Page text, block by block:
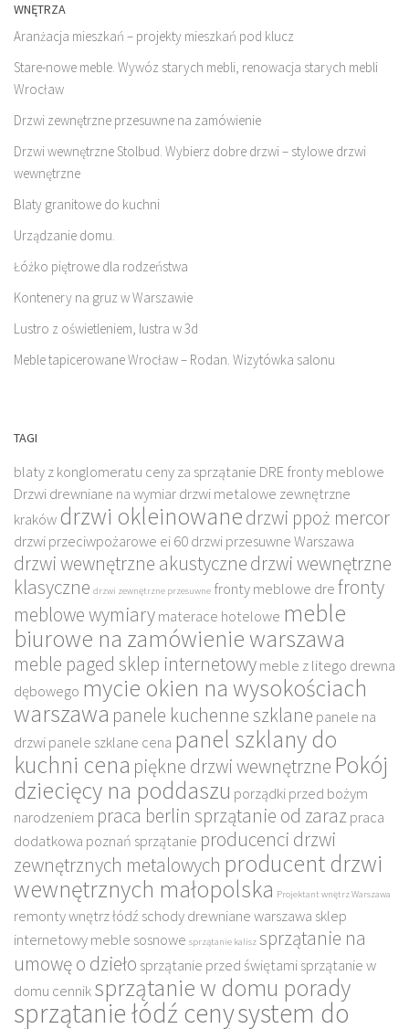
WNĘTRZA
Aranżacja mieszkań – projekty mieszkań pod klucz
Stare-nowe meble. Wywóz starych mebli, renowacja starych mebli
Wrocław
Drzwi zewnętrzne przesuwne na zamówienie
Drzwi wewnętrzne Stolbud. Wybierz dobre drzwi – stylowe drzwi
wewnętrzne
Blaty granitowe do kuchni
Urządzanie domu.
Łóżko piętrowe dla rodzeństwa
Kontenery na gruz w Warszawie
Lustro z oświetleniem, lustra w 3d
Meble tapicerowane Wrocław – Rodan. Wizytówka salonu
TAGI
blaty z konglomeratu ceny za sprzątanie DRE fronty meblowe
Drzwi drewniane na wymiardrzwi metalowe zewnętrzne
kraków drzwi okleinowanedrzwi ppoż mercor
drzwi przeciwpożarowe ei 60drzwi przesuwne Warszawa
drzwi wewnętrzne akustycznedrzwi wewnętrzne
klasyczne drzwi zewnętrzne przesuwne fronty meblowe drefronty
meblowe wymiarymaterace hotelowe meble
biurowe na zamówienie warszawa
meble paged sklep internetowymeble z litego drewna
dębowego mycie okien na wysokościach
warszawa panele kuchenne szklane panele na
drzwipanele szklane cena panel szklany do
kuchni cena piękne drzwi wewnętrzne Pokój
dziecięcy na poddaszu porządki przed bożym
narodzeniem praca berlin sprzątanie od zarazpraca
dodatkowa poznań sprzątanie producenci drzwi
zewnętrznych metalowych producent drzwi
wewnętrznych małopolska Projektant wnętrz Warszawa
remonty wnętrz łódź schody drewniane warszawa sklep
internetowy meble sosnowe sprzątanie kalisz sprzątanie na
umowę o dzieło sprzątanie przed świętamisprzątanie w
domu cenniksprzątanie w domu porady
sprzątanie łódź cenysystem do